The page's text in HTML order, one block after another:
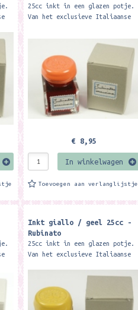
25cc inkt in een glazen potje.
Van het exclusieve Italiaanse
€ 8,95
In winkelwagen
Toevoegen aan verlanglijstje
Inkt giallo / geel 25cc -
Rubinato
25cc inkt in een glazen potje.
Van het exclusieve Italiaanse